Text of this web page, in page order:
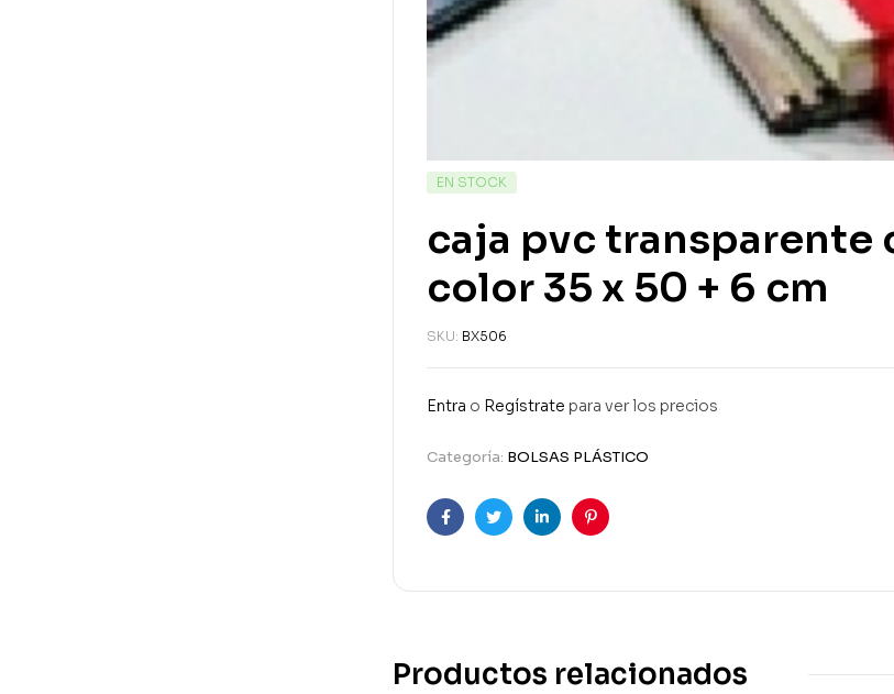
EN STOCK
caja pvc transparente
color 35 x 50 + 6 cm
SKU: BX506
Entra o Regístrate para ver los precios
Categoría: BOLSAS PLÁSTICO
FacebookTwitterLinkedinPinterest
Productos relacionados